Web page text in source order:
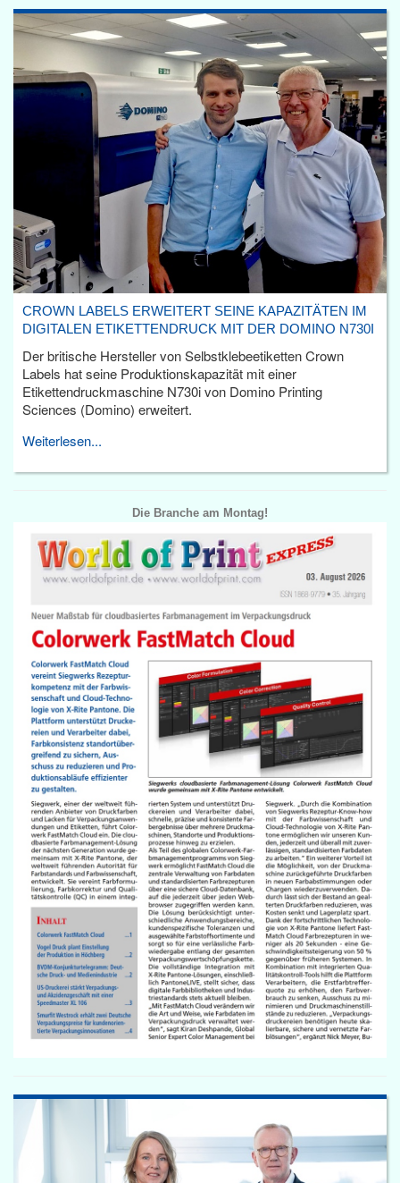
CROWN LABELS ERWEITERT SEINE KAPAZITÄTEN IM
DIGITALEN ETIKETTENDRUCK MIT DER DOMINO N730I
Der britische Hersteller von Selbstklebeetiketten Crown
Labels hat seine Produktionskapazität mit einer
Etikettendruckmaschine N730i von Domino Printing
Sciences (Domino) erweitert.
Weiterlesen...
Die Branche am Montag!